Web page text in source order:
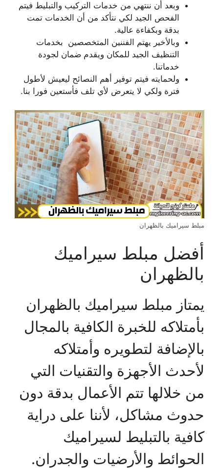
وبعد أن ننتهي من خدمات التركيب والتبليط فيتم
الفحص الجيد لكي نتأكد من أن الخدمات تمت
بدقة وبكفاءة عالية.
وبالأخير يهتم الفننين المتخصصين بخدمات
التنظيف الجيد للمكان ويقدم ضمان لجودة
خدماتنا.
ولحمايته فيتم توفير أهم النصائح ليعيش لأطول
فترة ولكي لا يتعرض لأي تلف فأستعين فورا بنا.
مبلط سيراميك بالظهران
أفضل مبلط سيراميك
بالظهران
يمتاز مبلط سيراميك بالظهران
بأمتلاكه للخبرة الكافية بالمجال
بالإضافة لتطويره وأمتلاكه
لأحدث الأجهزة والتقنيات التي
من خلالها تتم الأعمال بدقة دون
حدوث مشاكل، لأننا على دراية
كافية بالتبليط لسيراميك
الحوائط والأرضيات والجدران.